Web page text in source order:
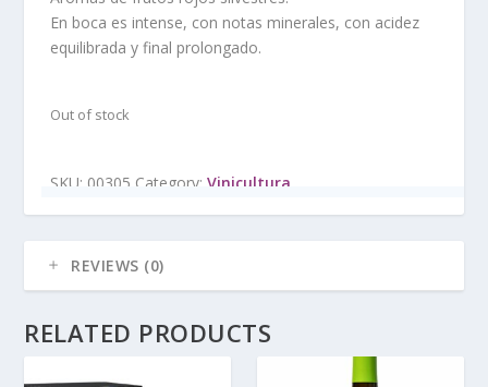
En boca es intense, con notas minerales, con acidez
equilibrada y final prolongado.
Out of stock
SKU: 00305 Category:Vinicultura
REVIEWS (0)
RELATED PRODUCTS